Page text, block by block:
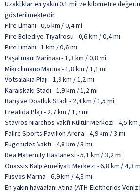
Uzaklıklar en yakın 0.1 mil ve kilometre
gösterilmektedir.
Pire Limanı - 0,6 km / 0,4 mi
Pire Belediye Tiyatrosu - 0,6 km / 0,4 mi
Pire Limanı - 1 km / 0,6 mi
Paşalimanı Marinası - 1,3 km / 0,8 mi
Mikrolimano Marina - 1,8 km / 1,1 mi
Votsalakia Plajı - 1,9 km / 1,2 mi
Karaiskaki Stadı - 1,9 km / 1,2 mi
Barış ve Dostluk Stadı - 2,4 km / 1,5 mi
Freatida Plajı - 2,7 km / 1,7 mi
Stavros Niarchos Vakfı Kültür Merkezi - 4,5 km
Faliro Sports Pavilion Arena - 4,9 km / 3 mi
Eugenides Vakfı - 4,8 km / 3 mi
Rea Maternity Hastanesi - 5,1 km / 3,2 mi
Onassis Kalp Ameliyatı Merkezi - 6,8 km / 4,3
Flisvos Marina - 6,9 km / 4,3 mi
En yakın havaalanı Atina (ATH-Eleftherios